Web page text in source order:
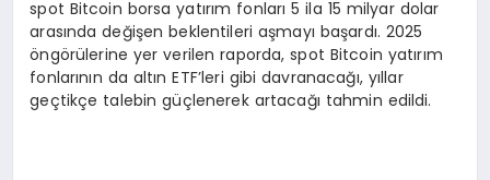
spot Bitcoin borsa yatırım fonları 5 ila 15 milyar dolar
arasında değişen beklentileri aşmayı başardı. 2025
öngörülerine yer verilen raporda, spot Bitcoin yatırım
fonlarının da altın ETF’leri gibi davranacağı, yıllar
geçtikçe talebin güçlenerek artacağı tahmin edildi.